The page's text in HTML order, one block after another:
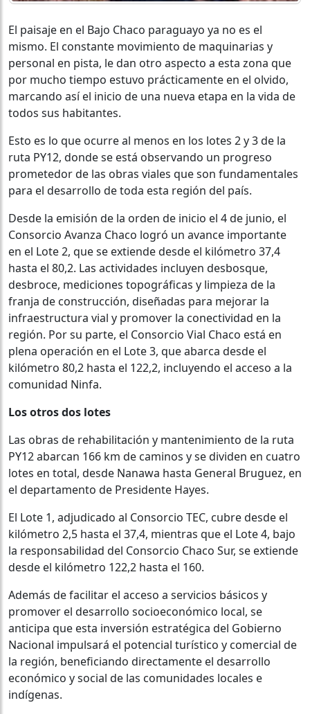
El paisaje en el Bajo Chaco paraguayo ya no es el
mismo. El constante movimiento de maquinarias y
personal en pista, le dan otro aspecto a esta zona que
por mucho tiempo estuvo prácticamente en el olvido,
marcando así el inicio de una nueva etapa en la vida de
todos sus habitantes.
Esto es lo que ocurre al menos en los lotes 2 y 3 de la
ruta PY12, donde se está observando un progreso
prometedor de las obras viales que son fundamentales
para el desarrollo de toda esta región del país.
Desde la emisión de la orden de inicio el 4 de junio, el
Consorcio Avanza Chaco logró un avance importante
en el Lote 2, que se extiende desde el kilómetro 37,4
hasta el 80,2. Las actividades incluyen desbosque,
desbroce, mediciones topográficas y limpieza de la
franja de construcción, diseñadas para mejorar la
infraestructura vial y promover la conectividad en la
región. Por su parte, el Consorcio Vial Chaco está en
plena operación en el Lote 3, que abarca desde el
kilómetro 80,2 hasta el 122,2, incluyendo el acceso a la
comunidad Ninfa.
Los otros dos lotes
Las obras de rehabilitación y mantenimiento de la ruta
PY12 abarcan 166 km de caminos y se dividen en cuatro
lotes en total, desde Nanawa hasta General Bruguez, en
el departamento de Presidente Hayes.
El Lote 1, adjudicado al Consorcio TEC, cubre desde el
kilómetro 2,5 hasta el 37,4, mientras que el Lote 4, bajo
la responsabilidad del Consorcio Chaco Sur, se extiende
desde el kilómetro 122,2 hasta el 160.
Además de facilitar el acceso a servicios básicos y
promover el desarrollo socioeconómico local, se
anticipa que esta inversión estratégica del Gobierno
Nacional impulsará el potencial turístico y comercial de
la región, beneficiando directamente el desarrollo
económico y social de las comunidades locales e
indígenas.